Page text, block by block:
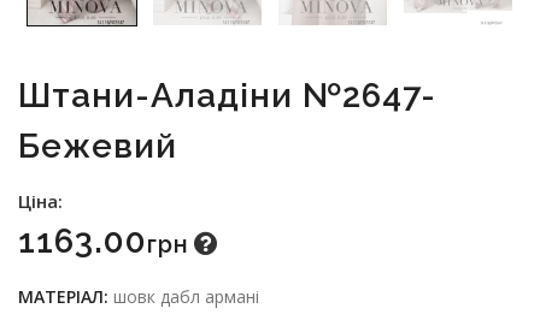
Штани-Аладіни №2647-
Бежевий
Ціна:
1163.00Грн
МАТЕРІАЛ: шовк дабл армані